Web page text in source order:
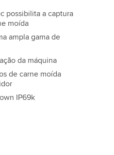
possibilita a captura
moída
ampla gama de
da máquina
de carne moída
IP69k